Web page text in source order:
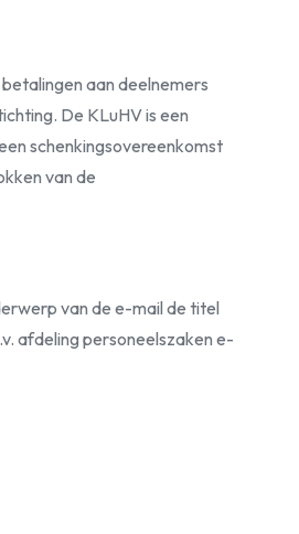
aan deelnemers
De KLuHV is een
schenkingsovereenkomst
van de
van de e-mail de titel
afdeling personeelszaken e-